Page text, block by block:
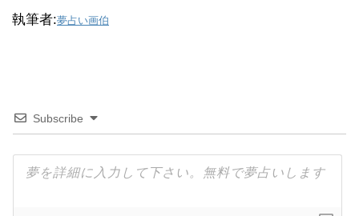
執筆者:夢占い画伯
Subscribe